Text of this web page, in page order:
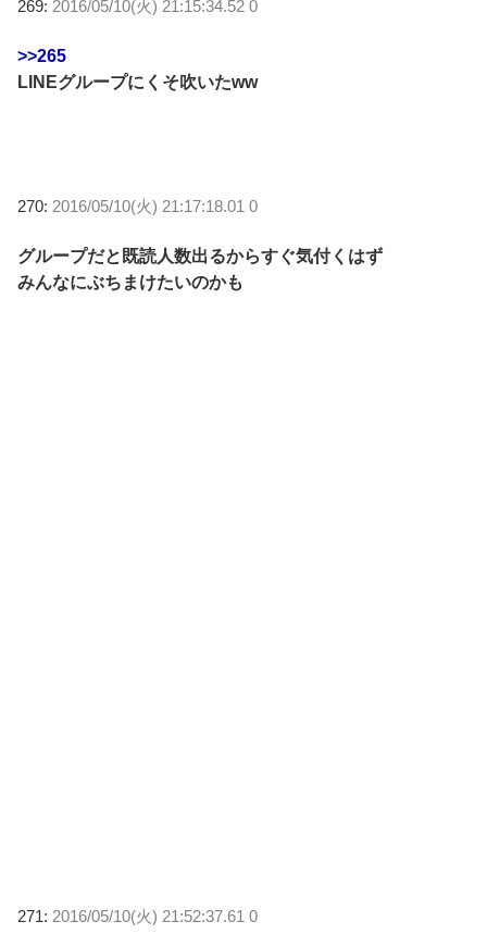
269: 2016/05/10(火) 21:15:34.52 0
>>265
LINEグループにくそ吹いたww
270: 2016/05/10(火) 21:17:18.01 0
グループだと既読人数出るからすぐ気付くはず
みんなにぶちまけたいのかも
271: 2016/05/10(火) 21:52:37.61 0